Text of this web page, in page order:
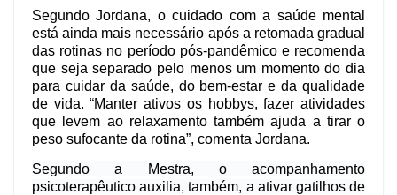
Segundo Jordana, o cuidado com a saúde mental
está ainda mais necessário após a retomada gradual
das rotinas no período pós-pandêmico e recomenda
que seja separado pelo menos um momento do dia
para cuidar da saúde, do bem-estar e da qualidade
de vida. “Manter ativos os hobbys, fazer atividades
que levem ao relaxamento também ajuda a tirar o
peso sufocante da rotina”, comenta Jordana.
Segundo a Mestra, o acompanhamento
psicoterapêutico auxilia, também, a ativar gatilhos de